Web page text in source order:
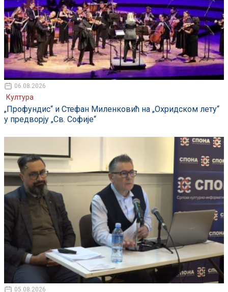
06.08.2026
Култура
„Профундис“ и Стефан Миленковић на „Охридском лету“
у предворју „Св. Софије“
05.08.2026